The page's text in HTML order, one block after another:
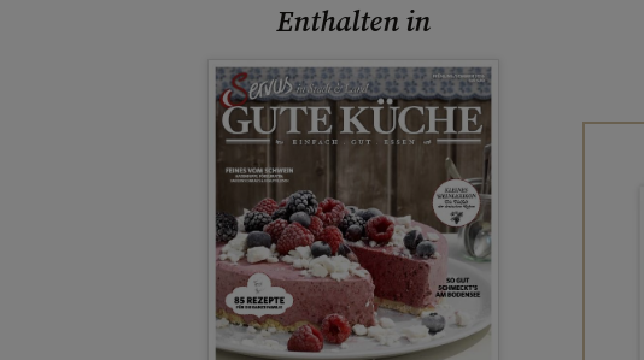
Enthalten in